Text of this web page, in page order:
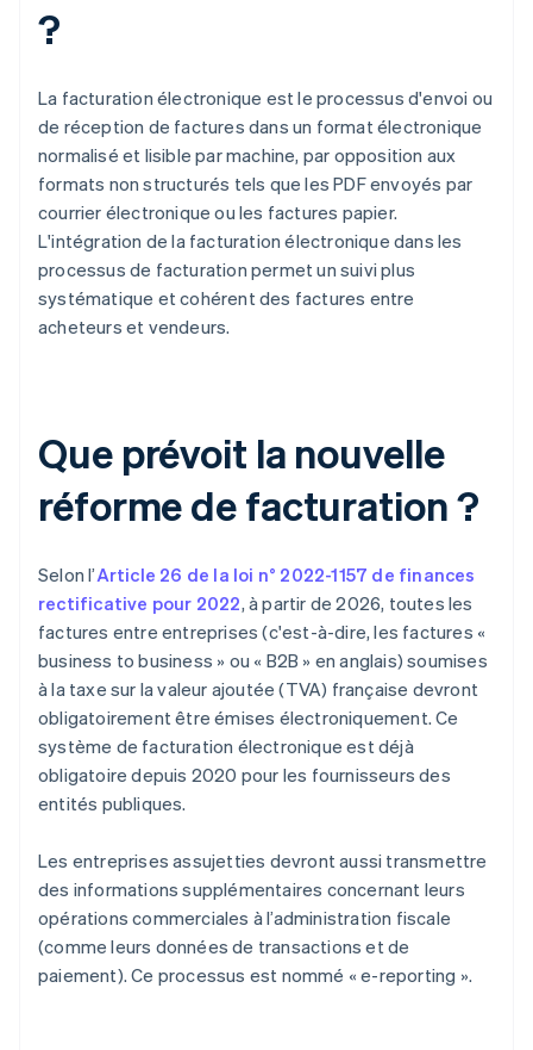
?
La facturation électronique est le processus d'envoi ou
de réception de factures dans un format électronique
normalisé et lisible par machine, par opposition aux
formats non structurés tels que les PDF envoyés par
courrier électronique ou les factures papier.
L'intégration de la facturation électronique dans les
processus de facturation permet un suivi plus
systématique et cohérent des factures entre
acheteurs et vendeurs.
Que prévoit la nouvelle
réforme de facturation ?
Selon l’Article 26 de la loi n° 2022-1157 de finances
rectificative pour 2022, à partir de 2026, toutes les
factures entre entreprises (c'est-à-dire, les factures «
business to business » ou « B2B » en anglais) soumises
à la taxe sur la valeur ajoutée (TVA) française devront
obligatoirement être émises électroniquement. Ce
système de facturation électronique est déjà
obligatoire depuis 2020 pour les fournisseurs des
entités publiques.
Les entreprises assujetties devront aussi transmettre
des informations supplémentaires concernant leurs
opérations commerciales à l’administration fiscale
(comme leurs données de transactions et de
paiement). Ce processus est nommé « e-reporting ».